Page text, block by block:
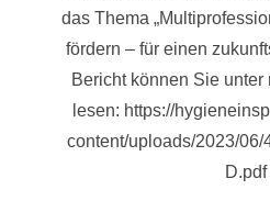
das Thema
fördern – für einen
Bericht können Sie
lesen: https://
content/uploads/2023/06/
D.pdf